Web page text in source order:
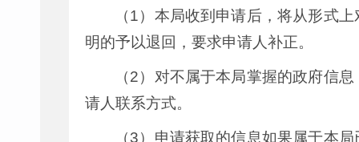
（1）本局收到申请后，将从形式
明的予以退回，要求申请人补正。
（2）对不属于本局掌握的政府信
请人联系方式。
（3）申请获取的信息如果属于本